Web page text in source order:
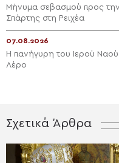
Μήνυμα σεβασμού προς την
Σπάρτης στη Ρειχέα
07.08.2026
Η πανήγυρη του Ιερού
Λέρο
Σχετικά Άρθρα